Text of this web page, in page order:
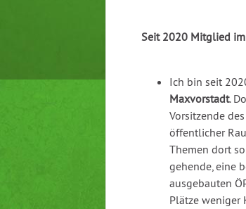
Seit 2020 Mitglied
Ich bin seit
Maxvorstadt.
Vorsitzende
öffentlicher
Themen dort
gehende, eine
ausgebauten
Plätze weniger